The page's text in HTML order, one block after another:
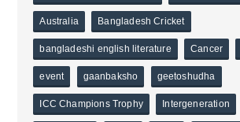
Australia Bangladesh Cricket
bangladeshi english literature Cancer
event gaanbaksho geetoshudha
ICC Champions Trophy Intergeneration